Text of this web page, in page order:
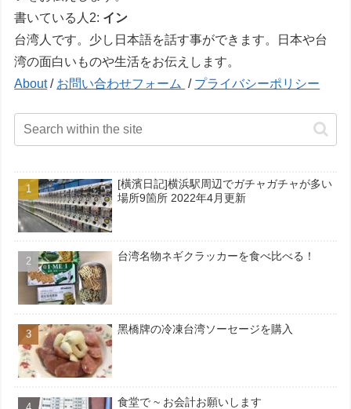
書いている人2: イン
台湾人です。少し日本語を話す事ができます。日本や台
湾の面白いものや生活をお伝えします。
About/ お問い合わせフォーム / プライバシーポリシー
[橫濱日記]横浜駅周辺でガチャガチャが多い
場所9箇所 2022年4月更新
台湾名物ネギクラッカーを食べ比べる！
黑橋牌の冷凍台湾ソーセージを購入
食堂で ~ お会計お願いします